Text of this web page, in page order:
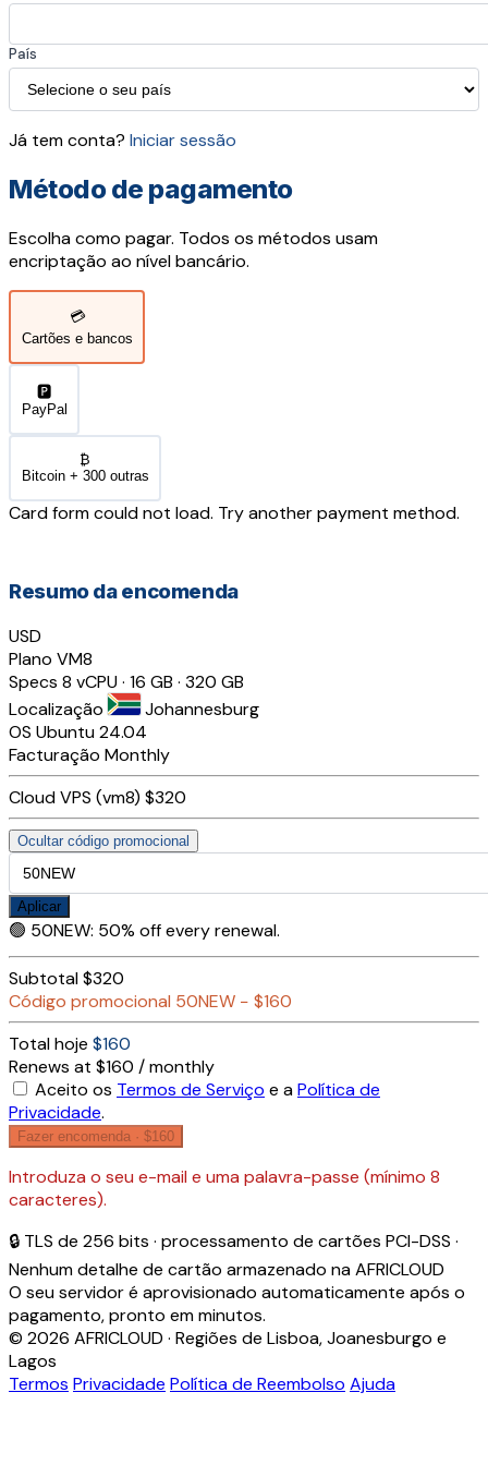
País
Já tem conta? Iniciar sessão
Método de pagamento
Escolha como pagar. Todos os métodos usam
encriptação ao nível bancário.
💳
Cartões e bancos
🅿️
PayPal
₿
Bitcoin + 300 outras
Card form could not load. Try another payment method.
Resumo da encomenda
USD
Plano VM8
Specs 8 vCPU · 16 GB · 320 GB
Localização
Johannesburg
OS Ubuntu 24.04
Facturação Monthly
Cloud VPS (vm8) $320
Ocultar código promocional
Aplicar
🟢 50NEW: 50% off every renewal.
Subtotal$320
Código promocional 50NEW − $160
Total hoje $160
Renews at $160 / monthly
Aceito os Termos de Serviço e aPolítica de
Privacidade.
Fazer encomenda · $160
Introduza o seu e-mail e uma palavra-passe (mínimo 8
caracteres).
🔒 TLS de 256 bits · processamento de cartões PCI-DSS ·
Nenhum detalhe de cartão armazenado na AFRICLOUD
O seu servidor é aprovisionado automaticamente após o
pagamento, pronto em minutos.
© 2026 AFRICLOUD · Regiões de Lisboa, Joanesburgo e
Lagos
Termos Privacidade Política de Reembolso Ajuda